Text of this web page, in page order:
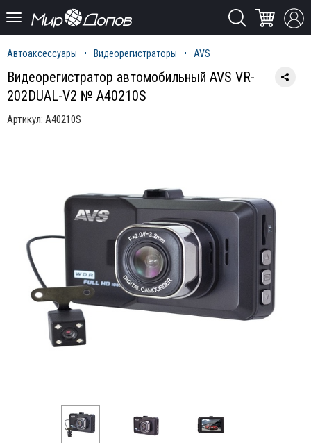
Автоаксессуары Видеорегистраторы AVS
Видеорегистратор автомобильный AVS VR-
202DUAL-V2 № A40210S
Артикул: A40210S